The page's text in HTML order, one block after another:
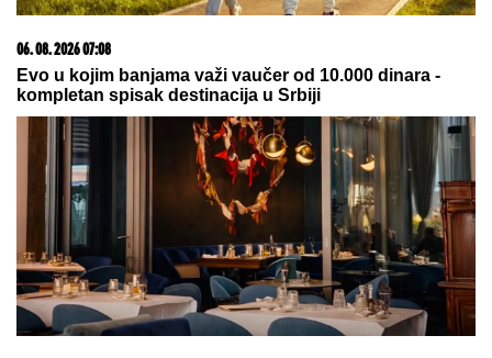
KRVAVA ČITULJA POKRENULA PAKAO U
BALKANSKOM GRADU?!Opsadno stanje na
ulicama, MECI LETE NA SVE STRANE: Drama
počela ubistvom na sastanku zbog duga Zviceru,
onda je usledio HAOS (FOTO)